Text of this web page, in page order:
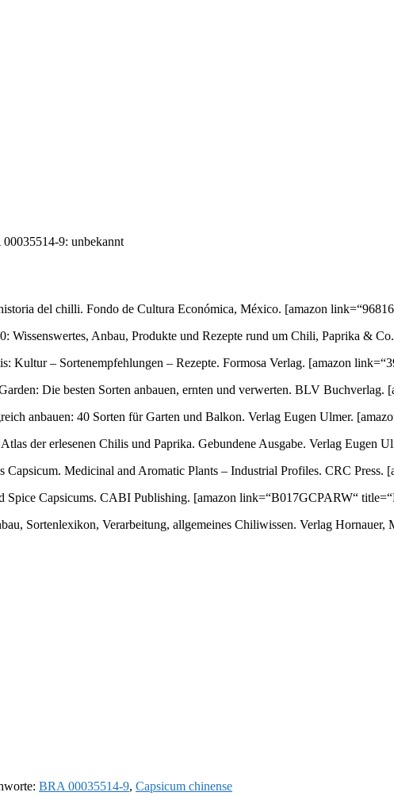
9: unbekannt
del chilli. Fondo de Cultura Económica, México. [amazon
Wissenswertes, Anbau, Produkte und Rezepte rund um Chili, Paprika &
Kultur – Sortenempfehlungen – Rezepte. Formosa Verlag. [amazon
Die besten Sorten anbauen, ernten und verwerten. BLV Buchverlag.
anbauen: 40 Sorten für Garten und Balkon. Verlag Eugen Ulmer.
der erlesenen Chilis und Paprika. Gebundene Ausgabe. Verlag Eugen
Medicinal and Aromatic Plants – Industrial Profiles. CRC Press.
Spice Capsicums. CABI Publishing. [amazon link=“B017GCPARW“
Sortenlexikon, Verarbeitung, allgemeines Chiliwissen. Verlag Hornauer,
BRA 00035514-9, Capsicum chinense